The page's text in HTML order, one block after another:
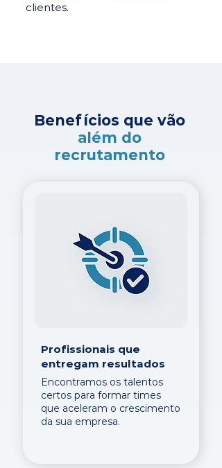
clientes.
Benefícios que vão
além do
recrutamento
Profissionais que
entregam resultados
Encontramos os talentos
certos para formar times
que aceleram o crescimento
da sua empresa.